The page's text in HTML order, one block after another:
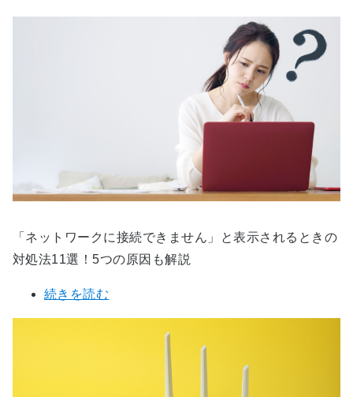
「ネットワークに接続できません」と表示されるときの
対処法11選！5つの原因も解説
続きを読む